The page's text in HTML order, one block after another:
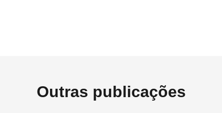
Outras publicações